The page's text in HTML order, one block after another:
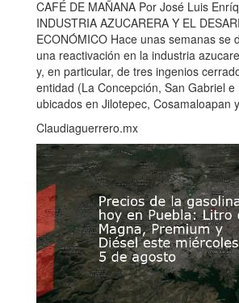
CAFÉ DE MAÑANA Por José Luis
INDUSTRIA AZUCARERA Y EL
ECONÓMICO Hace unas semanas se
una reactivación en la industria
y, en particular, de tres ingenios
entidad (La Concepción, San Gabriel
ubicados en Jilotepec, Cosamaloapan
Claudiaguerrero.mx